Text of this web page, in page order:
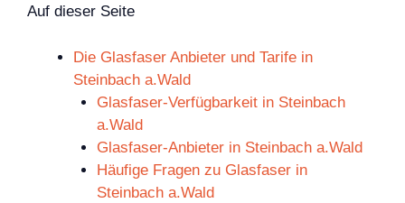
Auf dieser Seite
Die Glasfaser Anbieter und Tarife in
Steinbach a.Wald
Glasfaser-Verfügbarkeit in Steinbach
a.Wald
Glasfaser-Anbieter in Steinbach a.Wald
Häufige Fragen zu Glasfaser in
Steinbach a.Wald